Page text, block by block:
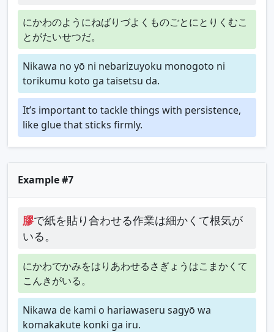
にかわのようにねばりづよくものごとにとりくむこ
とがたいせつだ。
Nikawa no yō ni nebarizuyoku monogoto ni
torikumu koto ga taisetsu da.
It’s important to tackle things with persistence,
like glue that sticks firmly.
Example #7
膠で紙を貼り合わせる作業は細かくて根気が
いる。
にかわでかみをはりあわせるさぎょうはこまかくて
こんきがいる。
Nikawa de kami o hariawaseru sagyō wa
komakakute konki ga iru.